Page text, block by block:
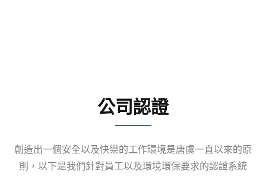
公司認證
創造出一個安全以及快樂的工作環境是唐虞一直以來的原
則，以下是我們針對員工以及環境環保要求的認證系統